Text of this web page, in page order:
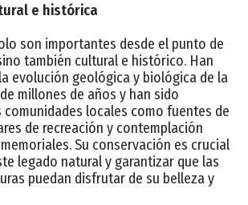
e histórica
son importantes desde el punto de
también cultural e histórico. Han
evolución geológica y biológica de la
millones de años y han sido
locales como fuentes de
de recreación y contemplación
Su conservación es crucial
legado natural y garantizar que las
puedan disfrutar de su belleza y